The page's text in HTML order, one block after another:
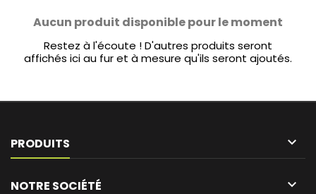
Aucun produit disponible pour le moment
Restez à l'écoute ! D'autres produits seront
affichés ici au fur et à mesure qu'ils seront ajoutés.
PRODUITS 
NOTRE SOCIÉTÉ 